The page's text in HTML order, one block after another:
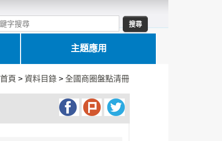
主題應用
首頁 >資料目錄 >全國商圈盤點清冊